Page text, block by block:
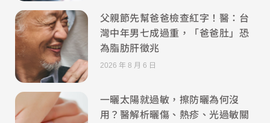
父親節先幫爸爸檢查紅字！醫：台
灣中年男七成過重，「爸爸肚」恐
為脂肪肝徵兆
2026 年 8 月 6 日
一曬太陽就過敏，擦防曬為何沒
用？醫解析曬傷、熱疹、光過敏關